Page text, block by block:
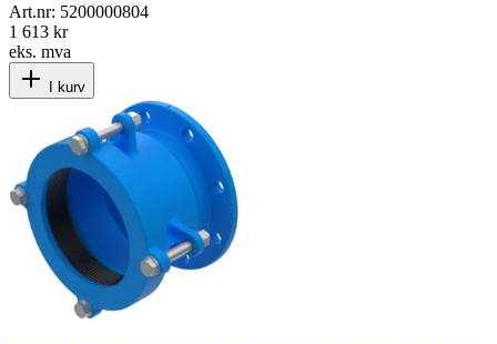
Art.nr: 5200000804
1 613 kr
eks. mva
I kurv